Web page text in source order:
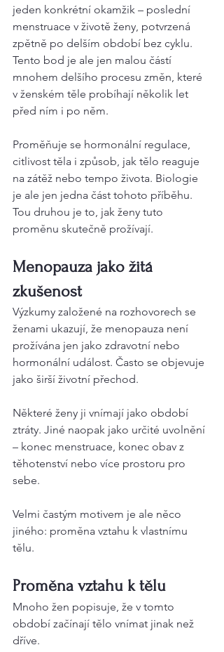
jeden konkrétní okamžik – poslední
menstruace v životě ženy, potvrzená
zpětně po delším období bez cyklu.
Tento bod je ale jen malou částí
mnohem delšího procesu změn, které
v ženském těle probíhají několik let
před ním i po něm.
Proměňuje se hormonální regulace,
citlivost těla i způsob, jak tělo reaguje
na zátěž nebo tempo života. Biologie
je ale jen jedna část tohoto příběhu.
Tou druhou je to, jak ženy tuto
proměnu skutečně prožívají.
Menopauza jako žitá
zkušenost
Výzkumy založené na rozhovorech se
ženami ukazují, že menopauza není
prožívána jen jako zdravotní nebo
hormonální událost. Často se objevuje
jako širší životní přechod.
Některé ženy ji vnímají jako období
ztráty. Jiné naopak jako určité uvolnění
– konec menstruace, konec obav z
těhotenství nebo více prostoru pro
sebe.
Velmi častým motivem je ale něco
jiného: proměna vztahu k vlastnímu
tělu.
Proměna vztahu k tělu
Mnoho žen popisuje, že v tomto
období začínají tělo vnímat jinak než
dříve.